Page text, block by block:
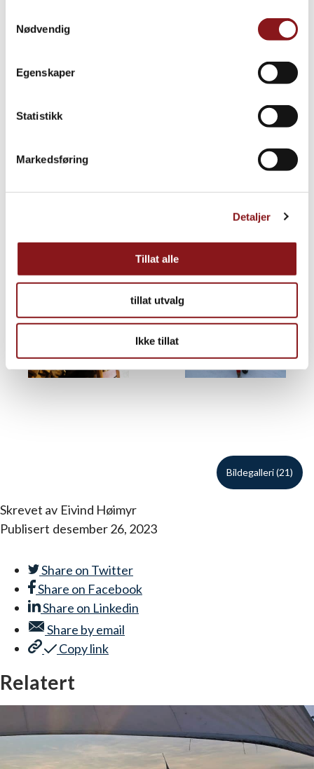
Nødvendig
Egenskaper
Statistikk
Markedsføring
Detaljer
Tillat alle
tillat utvalg
Ikke tillat
Bildegalleri (21)
Skrevet av Eivind Høimyr
Publisert desember 26, 2023
Share on Twitter
Share on Facebook
Share on Linkedin
Share byemail
Copy link
Relatert